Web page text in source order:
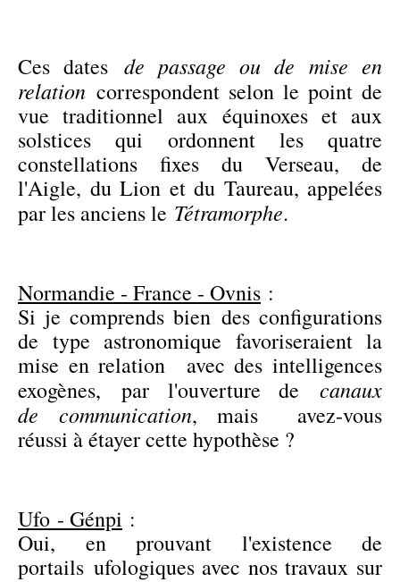
Ces dates de passage ou de mise en
relation correspondent selon le point de
vue traditionnel aux équinoxes et aux
solstices qui ordonnent les quatre
constellations fixes du Verseau, de
l'Aigle, du Lion et du Taureau, appelées
par les anciens le Tétramorphe.
Normandie - France - Ovnis :
Si je comprends bien des configurations
de type astronomique favoriseraient la
mise en relation avec des intelligences
exogènes, par l'ouverture de canaux
de communication, mais avez-vous
réussi à étayer cette hypothèse ?
Ufo - Génpi :
Oui, en prouvant l'existence de
portails ufologiques avec nos travaux sur